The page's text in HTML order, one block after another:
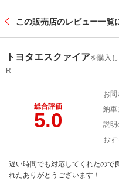
この販売店のレビュー一覧
トヨタエスクァイアを購入
R
総合評価
5.0
お問
納車
説明
おす
遅い時間でも対応してくれたので
れたありがとうございます！